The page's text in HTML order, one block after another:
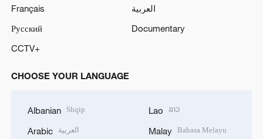
Français
العربية
Русский
Documentary
CCTV+
CHOOSE YOUR LANGUAGE
Albanian Shqip
Arabic العربية
Lao ລາວ
Malay Bahasa Melayu